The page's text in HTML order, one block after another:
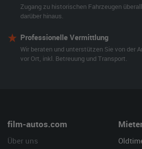
Zugang zu historischen Fahrzeugen
darüber hinaus.
Professionelle Vermittlung
Wir beraten und unterstützen Sie von der
vor Ort, inkl. Betreuung und Transport.
film-autos.com
Über uns